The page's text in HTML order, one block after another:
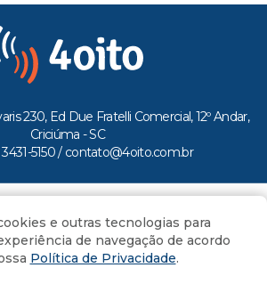
230, Ed Due Fratelli Comercial, 12º Andar,
Criciúma - SC
5150 / contato@4oito.com.br
direitos reservados ao Portal 4oito
e outras tecnologias para
de navegação de acordo
Política de Privacidade.